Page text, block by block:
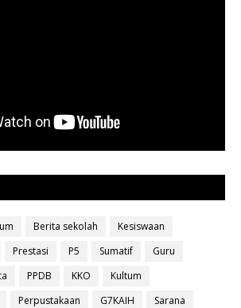
Berita sekolah
Kesiswaan
Prestasi P5 Sumatif
Guru
PPDB KKO
Kultum
Perpustakaan G7KAIH
Sarana